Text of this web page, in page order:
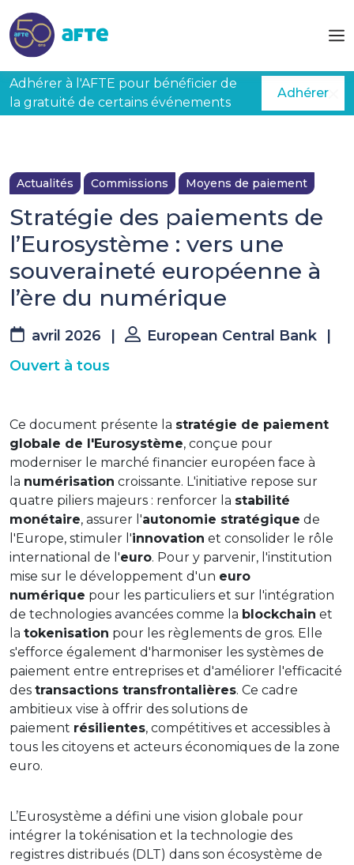
Adhérer à l'AFTE pour bénéficier de
la gratuité de certains événements
Adhérer
Actualités Commissions Moyens de paiement
Stratégie des paiements de
l’Eurosystème : vers une
souveraineté européenne à
l’ère du numérique
avril 2026 European Central Bank
Ouvert à tous
Ce document présente la stratégie de paiement
globale de l'Eurosystème, conçue pour
moderniser le marché financier européen face à
la numérisation croissante. L'initiative repose sur
quatre piliers majeurs : renforcer la stabilité
monétaire, assurer l'autonomie stratégique de
l'Europe, stimuler l'innovation et consolider le rôle
international de l'euro. Pour y parvenir, l'institution
mise sur le développement d'un euro
numérique pour les particuliers et sur l'intégration
de technologies avancées comme la blockchain et
la tokenisation pour les règlements de gros. Elle
s'efforce également d'harmoniser les systèmes de
paiement entre entreprises et d'améliorer l'efficacité
des transactions transfrontalières. Ce cadre
ambitieux vise à offrir des solutions de
paiement résilientes, compétitives et accessibles à
tous les citoyens et acteurs économiques de la zone
euro.
L’Eurosystème a défini une vision globale pour
intégrer la tokénisation et la technologie des
registres distribués (DLT) dans son écosystème de